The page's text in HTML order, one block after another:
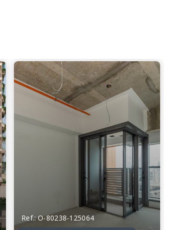
Ref.: O-80238-125064